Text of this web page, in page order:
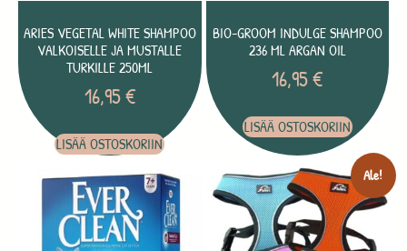
ARIES VEGETAL WHITE SHAMPOO
VALKOISELLE JA MUSTALLE
TURKILLE 250ML
16,95€
LISÄÄ OSTOSKORIIN
BIO-GROOM INDULGE SHAMPOO
236 ML ARGAN OIL
16,95€
LISÄÄ OSTOSKORIIN
Ale!